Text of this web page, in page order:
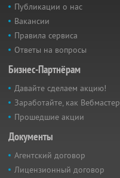
Публикации о нас
Вакансии
Правила сервиса
Ответы на вопросы
Бизнес-Партнёрам
Давайте сделаем акцию!
Заработайте, как Вебмастер
Прошедшие акции
Документы
Агентский договор
Лицензионный договор